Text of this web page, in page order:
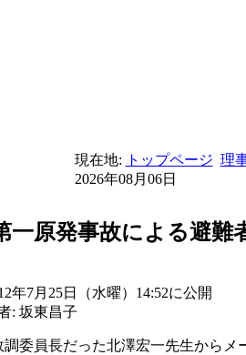
現在地: トップページ 理
2026年08月06日
一原発事故による避難
年7月25日（水曜）14:52に公開
: 坂東昌子
調委員長だった北澤宏一先生からメ